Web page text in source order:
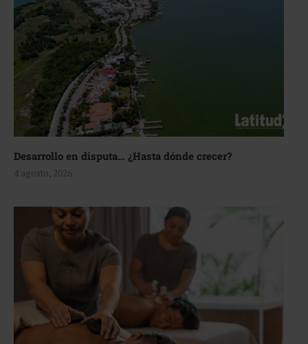
Desarrollo en disputa… ¿Hasta dónde crecer?
4 agosto, 2026